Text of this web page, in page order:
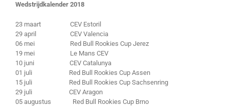
Wedstrijdkalender 2018
23 maart CEV Estoril
29 april CEV Valencia
06 mei Red Bull Rookies Cup Jerez
19 mei Le Mans CEV
10 juni CEV Catalunya
01 juli Red Bull Rookies Cup Assen
15 juli Red Bull Rookies Cup Sachsenring
29 juli CEV Aragon
05 augustus Red Bull Rookies Cup Brno